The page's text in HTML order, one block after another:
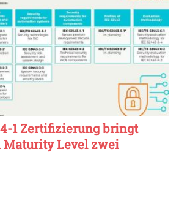
1 Zertifizierung bringt
Maturity Level zwei